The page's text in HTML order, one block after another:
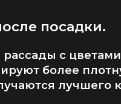
посадки.
с
более
лучшего